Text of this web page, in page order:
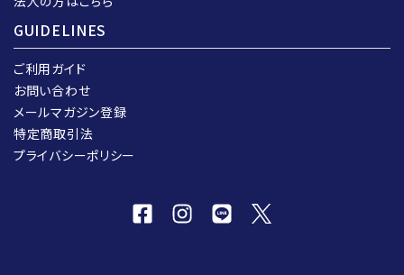
GUIDELINES
ご利用ガイド
お問い合わせ
メールマガジン登録
特定商取引法
プライバシーポリシー